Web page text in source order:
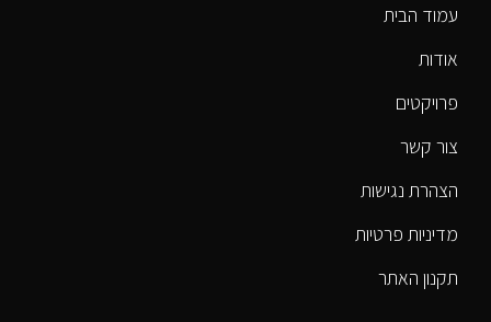
עמוד הבית
אודות
פרויקטים
צור קשר
הצהרת נגישות
מדיניות פרטיות
תקנון האתר